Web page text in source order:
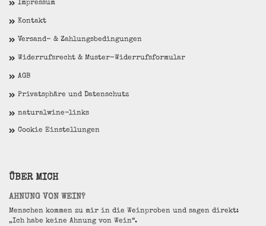
Impressum
Kontakt
Versand- & Zahlungsbedingungen
Widerrufsrecht & Muster-Widerrufsformular
AGB
Privatsphäre und Datenschutz
naturalwine-links
Cookie Einstellungen
ÜBER MICH
AHNUNG VON WEIN?
Menschen kommen zu mir in die Weinproben und sagen direkt:
„Ich habe keine Ahnung von Wein“.